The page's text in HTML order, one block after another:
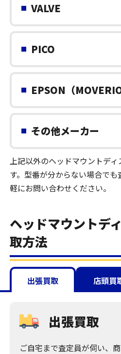
VALVE
PICO
EPSON（
その他メーカー
上記以外のヘッドマウントデ
す。型番が分からない場合で
軽にお問い合わせください。
ヘッドマウントデ
取方法
出張買取 店頭買
出張買取
ご自宅まで査定員が伺い、